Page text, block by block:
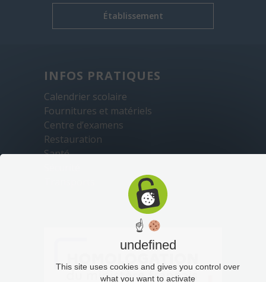
Établissement
INFOS PRATIQUES
Calendrier scolaire
Fournitures et matériels
Centre d’examens
Restauration
Santé
☝
undefined
This site uses cookies and gives you control over
what you want to activate